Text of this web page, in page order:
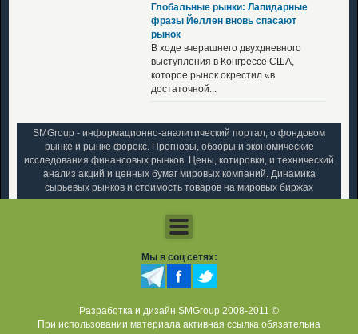
Глобальные рынки: Лапидарные
фразы Йеллен вновь спасают
рынок
В ходе вчерашнего двухдневного
выступления в Конгрессе США,
которое рынок окрестил «в
достаточной...
SMGroup - информационно-аналитический портал, о фондовом
рынке и рынке форекс. Прогнозы, обзоры и экономические
исследования финансовых рынков. Цены, котировки, и технический
анализ акций и ценных бумаг мировых компаний. Динамика
сырьевых рынков и стоимость товаров на мировых биржах
Мы в соц сетях:
Разработка и дизайн SMGroup 2008-2011 ©
При использовании материала активная ссылка обязательна